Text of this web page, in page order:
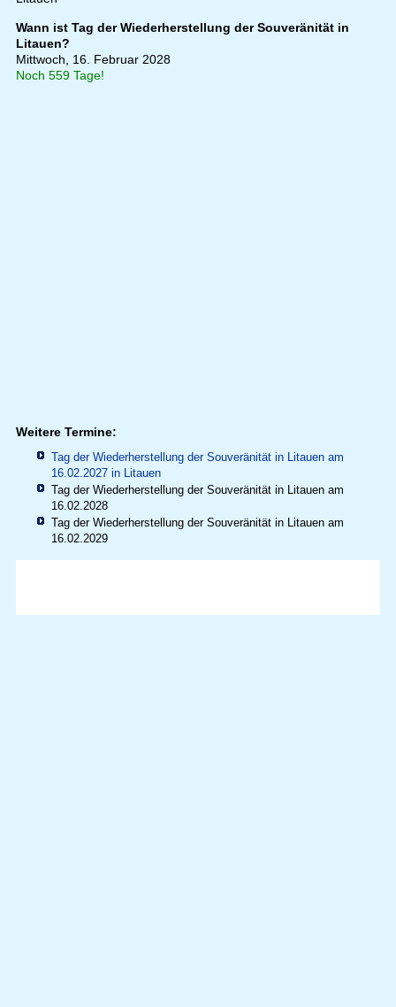
Wann ist Tag der Wiederherstellung der Souveränität in
Litauen?
Mittwoch, 16. Februar 2028
Noch 559 Tage!
Weitere Termine:
Tag der Wiederherstellung der Souveränität in Litauen am
16.02.2027 in Litauen
Tag der Wiederherstellung der Souveränität in Litauen am
16.02.2028
Tag der Wiederherstellung der Souveränität in Litauen am
16.02.2029